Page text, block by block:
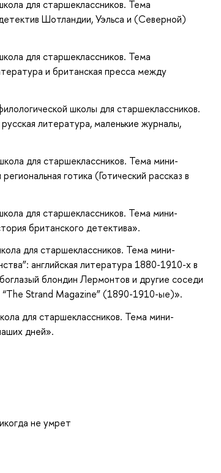
для старшеклассников. Тема
Шотландии, Уэльса и (Северной)
для старшеклассников. Тема
и британская пресса между
школы для старшеклассников.
литература, маленькие журналы,
для старшеклассников. Тема мини-
готика (Готический рассказ в
для старшеклассников. Тема мини-
британского детектива».
для старшеклассников. Тема мини-
английская литература 1880-1910-х в
блондин Лермонтов и другие соседи
Strand Magazine” (1890-1910-ые)».
для старшеклассников. Тема мини-
дней».
не умрет